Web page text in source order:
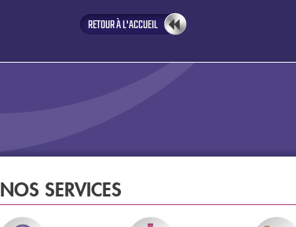
RETOUR À L'ACCUEIL
NOS SERVICES